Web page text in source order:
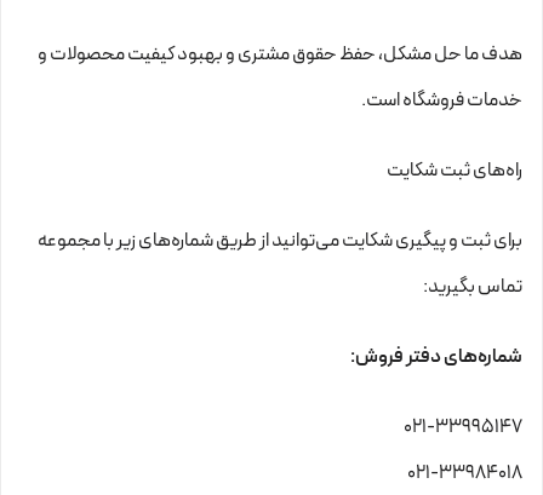
هدف ما حل مشکل، حفظ حقوق مشتری و بهبود کیفیت محصولات و
خدمات فروشگاه است.
راه‌های ثبت شکایت
برای ثبت و پیگیری شکایت می‌توانید از طریق شماره‌های زیر با مجموعه
تماس بگیرید:
شماره‌های دفتر فروش:
۰۲۱-۳۳۹۹۵۱۴۷
۰۲۱-۳۳۹۸۴۰۱۸